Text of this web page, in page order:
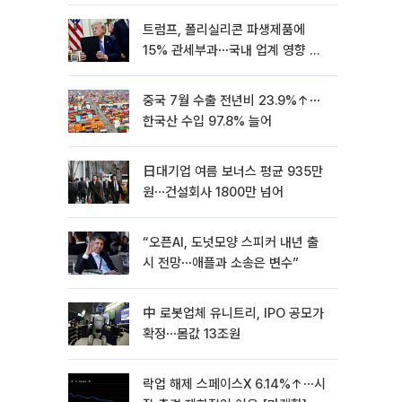
트럼프, 폴리실리콘 파생제품에
15% 관세부과⋯국내 업계 영향 촉
중국 7월 수출 전년비 23.9%↑⋯
한국산 수입 97.8% 늘어
日대기업 여름 보너스 평균 935만
원⋯건설회사 1800만 넘어
“오픈AI, 도넛모양 스피커 내년 출
시 전망⋯애플과 소송은 변수”
中 로봇업체 유니트리, IPO 공모가
확정⋯몸값 13조원
락업 해제 스페이스X 6.14%↑⋯시